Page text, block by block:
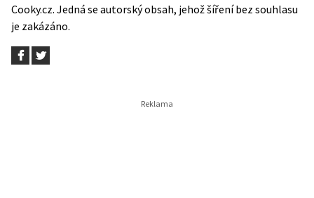
Cooky.cz. Jedná se autorský obsah, jehož šíření bez souhlasu
je zakázáno.